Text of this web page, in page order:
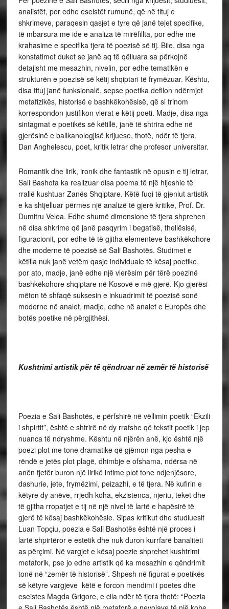
analistët, por edhe eseistët rumunë, që në tituj e
shkrimeve, paraqesin qasjet e tyre që janë tejet specifike,
të mbarsura me ide e analiza të mirëfillta, por edhe me
krahasime e specifika tjera të poezisë së tij. Bile, disa nga
konstatimet duket se janë aq të qëlluara sa përkojnë
detajisht me mesazhin, nivelin, por edhe tematikën e
strukturën e poezisë së këtij shqiptari të frymëzuar. Kështu,
disa tituj janë funksionalë, sepse poetika defilon ndërmjet
metafizikës, historisë e bashkëkohësisë, që si trinom
korrespondon justifikon vlerat e këtij poeti. Madje, disa nga
sintagmat e poetikës së këtillë, janë të shtrira edhe në
gjerësinë e ballkanologjisë krijuese, thotë, ndër të tjera,
Dan Anghelescu, poet, kritik letrar dhe profesor universitar.
Romantik dhe lirik, ironik dhe fantastik në opusin e tij letrar,
Sali Bashota ka realizuar disa poema të një hijeshie të
rrallë kushtuar Zanës Shqiptare. Këtë fuqi të gjeniut artistik
e ka shtjelluar përmes një analizë të gjerë kritike, Prof. Dr.
Dumitru Velea. Edhe shumë dimensione të tjera shprehen
në disa shkrime që janë pasqyrim i begatisë, thellësisë,
figuracionit, por edhe të të gjitha elementeve bashkëkohore
dhe moderne të poezisë së Sali Bashotës. Studimet e
këtilla nuk janë vetëm qasje individuale të kësaj poetike,
por ato, madje, janë edhe një vlerësim për tërë poezinë
bashkëkohore shqiptare në Kosovë e më gjerë. Kjo gjerësi
mëton të shfaqë suksesin e inkuadrimit të poezisë sonë
moderne në analet, madje, edhe në analet e Europës dhe
botës poetike në përgjithësi.
Kushtrimi artistik për të qëndruar në zemër të historisë
Poezia e Sali Bashotës, e përfshirë në vëllimin poetik “Ekzili
i shpirtit”, është e shtrirë në dy rrafshe që tekstit poetik i jep
nuanca të ndryshme. Kështu në njërën anë, kjo është një
poezi plot me tone dramatike që gjëmon nga pesha e
rëndë e jetës plot plagë, dhimbje e ofshama, ndërsa në
anën tjetër buron një lirikë intime plot tone ndjenjësore,
dashurie, jete, frymëzimi, peizazhi, e të tjera. Në kufirin e
këtyre dy anëve, rrjedh koha, ekzistenca, njeriu, teket dhe
të gjitha rropatjet e tij në një nivel të lartë e hapësirë të
gjerë të kësaj bashkëkohësie. Sipas kritikut dhe studiuesit
Luan Topçiu, poezia e Sali Bashotës është një proces i
lartë shpirtëror e estetik dhe nuk duron kurrfarë banaliteti
as përçimi. Në vargjet e kësaj poezie shprehet kushtrimi
metaforik, pse jo edhe artistik që ka mesazhin e qëndrimit
tonë në “zemër të historisë”. Shpesh në figurat e poetikës
së këtyre vargjeve këtë e forcon mendimi i poetes dhe
eseistes Magda Grigore, e cila ndër të tjera thotë: “Poezia